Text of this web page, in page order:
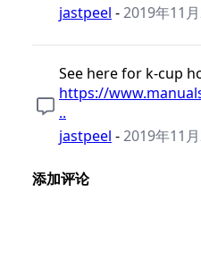
jastpeel -2019年11
See here for k-cup
https://
..
jastpeel -2019年11
添加评论